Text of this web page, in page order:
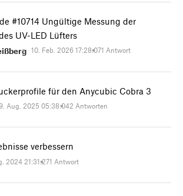
#10714 Ungültige Messung der
UV-LED Lüfters
10. Feb. 2026 17:28:071 Antwort
für den Anycubic Cobra 3
Aug. 2025 05:38:042 Antworten
verbessern
2024 21:31:271 Antwort